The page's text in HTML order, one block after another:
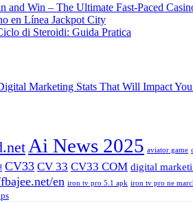
and Win – The Ultimate Fast‑Paced
en Línea Jackpot City
di Steroidi: Guida Pratica
Marketing Stats That Will Impact
Ai News 2025 aviator game
CV33 CV 33 CV33 COM digital
en iron tv pro 5.1 apk iron tv pro ne